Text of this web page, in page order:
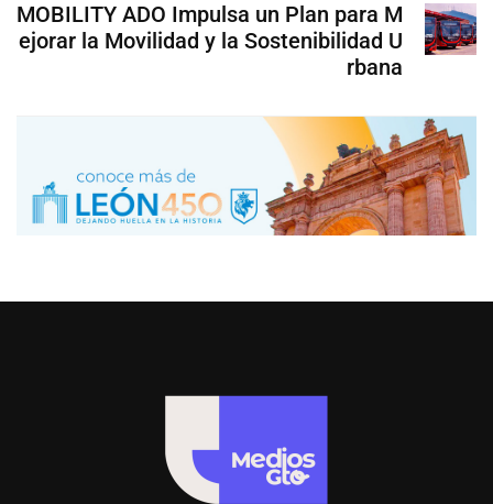
MOBILITY ADO Impulsa un Plan para M
ejorar la Movilidad y la Sostenibilidad U
rbana